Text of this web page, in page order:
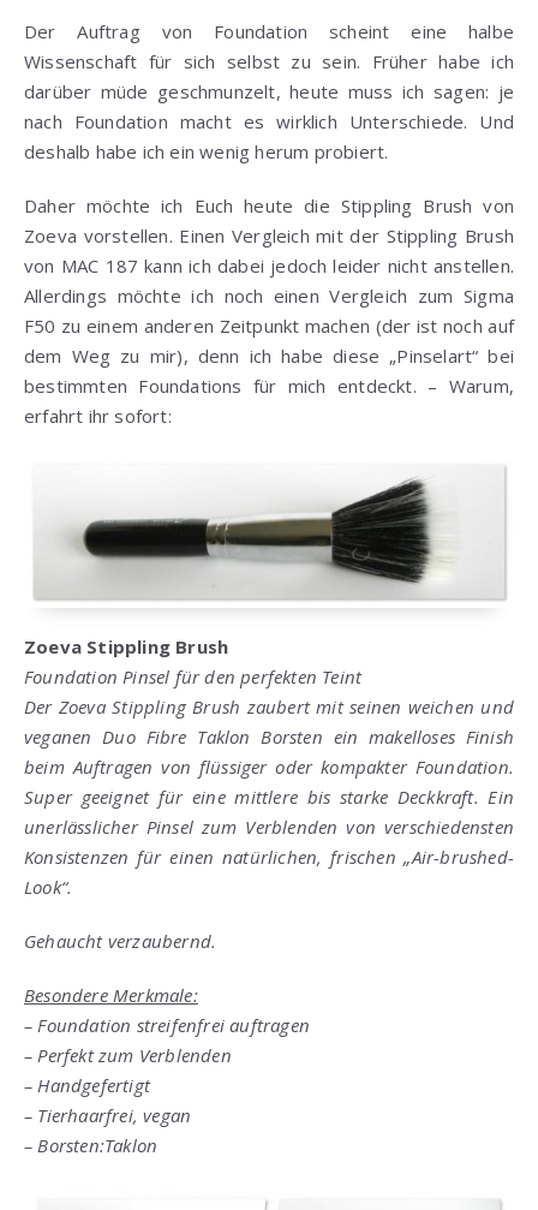
Der Auftrag von Foundation scheint eine halbe
Wissenschaft für sich selbst zu sein. Früher habe ich
darüber müde geschmunzelt, heute muss ich sagen: je
nach Foundation macht es wirklich Unterschiede. Und
deshalb habe ich ein wenig herum probiert.
Daher möchte ich Euch heute die Stippling Brush von
Zoeva vorstellen. Einen Vergleich mit der Stippling Brush
von MAC 187 kann ich dabei jedoch leider nicht anstellen.
Allerdings möchte ich noch einen Vergleich zum Sigma
F50 zu einem anderen Zeitpunkt machen (der ist noch auf
dem Weg zu mir), denn ich habe diese „Pinselart“ bei
bestimmten Foundations für mich entdeckt. – Warum,
erfahrt ihr sofort:
Zoeva Stippling Brush
Foundation Pinsel für den perfekten Teint
Der Zoeva Stippling Brush zaubert mit seinen weichen und
veganen Duo Fibre Taklon Borsten ein makelloses Finish
beim Auftragen von flüssiger oder kompakter Foundation.
Super geeignet für eine mittlere bis starke Deckkraft. Ein
unerlässlicher Pinsel zum Verblenden von verschiedensten
Konsistenzen für einen natürlichen, frischen „Air-brushed-
Look“.
Gehaucht verzaubernd.
Besondere Merkmale:
– Foundation streifenfrei auftragen
– Perfekt zum Verblenden
– Handgefertigt
– Tierhaarfrei, vegan
– Borsten:Taklon